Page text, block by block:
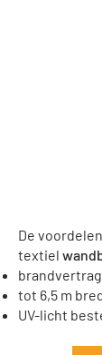
De
textiel
tot 6,5 m
UV-licht